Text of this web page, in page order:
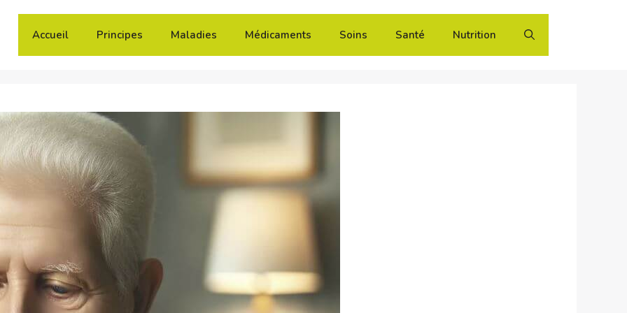
Accueil Principes Maladies Médicaments Soins Santé Nutrition